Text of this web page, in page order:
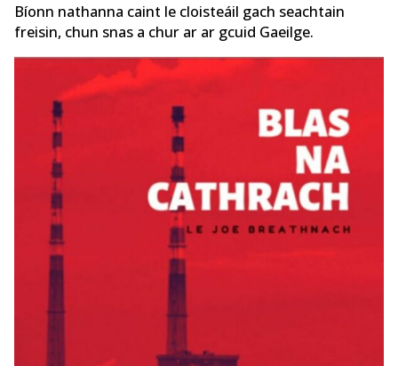
Bíonn nathanna caint le cloisteáil gach seachtain
freisin, chun snas a chur ar ar gcuid Gaeilge.